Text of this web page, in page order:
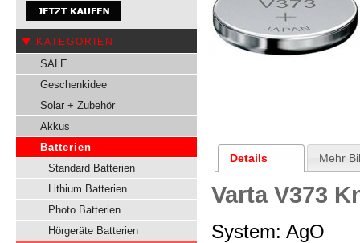
KATEGORIEN
SALE
Geschenkidee
Solar + Zubehör
Akkus
Batterien
Standard Batterien
Lithium Batterien
Photo Batterien
Hörgeräte Batterien
Details Mehr
Varta V373
System: AgO